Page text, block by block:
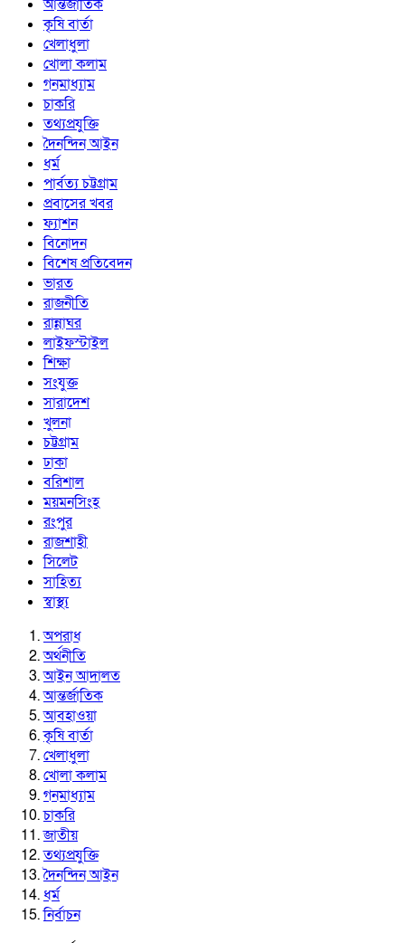
আন্তর্জাতিক
কৃষি বার্তা
খেলাধুলা
খোলা কলাম
গনমাধ্যাম
চাকরি
তথ্যপ্রযুক্তি
দৈনন্দিন আইন
ধর্ম
পার্বত্য চট্টগ্রাম
প্রবাসের খবর
ফ্যাশন
বিনোদন
বিশেষ প্রতিবেদন
ভারত
রাজনীতি
রান্নাঘর
লাইফস্টাইল
শিক্ষা
সংযুক্ত
সারাদেশ
খুলনা
চট্টগ্রাম
ঢাকা
বরিশাল
ময়মনসিংহ
রংপুর
রাজশাহী
সিলেট
সাহিত্য
স্বাস্থ্য
অপরাধ
অর্থনীতি
আইন আদালত
আন্তর্জাতিক
আবহাওয়া
কৃষি বার্তা
খেলাধুলা
খোলা কলাম
গনমাধ্যাম
চাকরি
জাতীয়
তথ্যপ্রযুক্তি
দৈনন্দিন আইন
ধর্ম
নির্বাচন